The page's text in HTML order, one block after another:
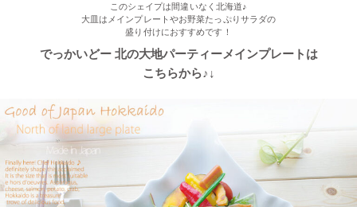
このシェイプは間違いなく北海道♪
大皿はメインプレートやお野菜たっぷりサラダの
盛り付けにおすすめです！
でっかいどー 北の大地パーティーメインプレートは
こちらから♪↓